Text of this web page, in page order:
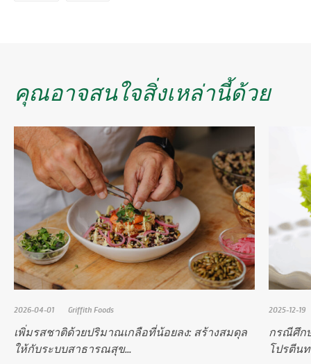
คุณอาจสนใจสิ่งเหล่านี้ด้วย
2026-04-01 Griffith Foods
เพิ่มรสชาติด้วยปริมาณเกลือที่น้อยลง: สร้างสมดุล
ให้กับระบบสาธารณสุข...
2025-12-19
กรณีศึก
โปรตีนท